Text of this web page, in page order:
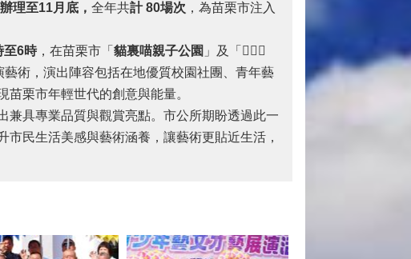
理至11月底 ， 全年共計80場次 ，為苗栗市注入
至6時，在苗栗市「 貓裏喵親子公園 」及「 𪹚 人市
術，演出陣容包括在地優質校園社團、青年藝
栗市年輕世代的創意與能量。
兼具專業品質與觀賞亮點。市公所期盼透過此一
民生活美感與藝術涵養，讓藝術更貼近生活，